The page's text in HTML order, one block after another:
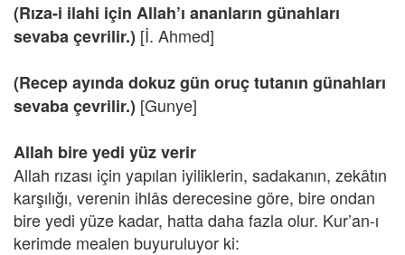
(Rıza-i ilahi için Allah’ı ananların günahları
sevaba çevrilir.) [İ. Ahmed]
(Recep ayında dokuz gün oruç tutanın günahları
sevaba çevrilir.) [Gunye]
Allah bire yedi yüz verir
Allah rızası için yapılan iyiliklerin, sadakanın, zekâtın
karşılığı, verenin ihlâs derecesine göre, bire ondan
bire yedi yüze kadar, hatta daha fazla olur. Kur’an-ı
kerimde mealen buyuruluyor ki: